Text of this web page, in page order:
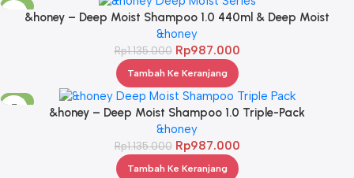
-13%
&honey – Deep Moist Shampoo 1.0 440ml & Deep Moist
Treatment 2.0 445Gr & Deep Moist Hair Oil 3.0 100ml
&honey
Rp1.135.000 Rp987.000
Tambah Ke Keranjang
-13%
&honey – Deep Moist Shampoo 1.0 Triple-Pack
&honey
Rp1.135.000 Rp987.000
Tambah Ke Keranjang